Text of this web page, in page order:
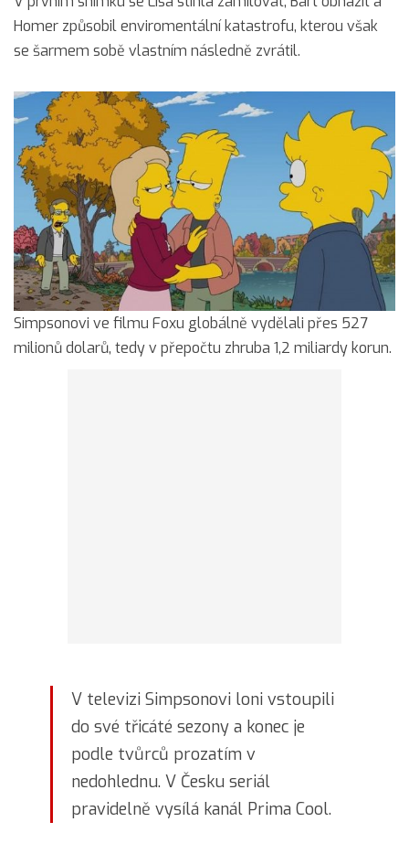
Homer způsobil enviromentální katastrofu, kterou však
se šarmem sobě vlastním následně zvrátil.
Simpsonovi ve filmu Foxu globálně vydělali přes 527
milionů dolarů, tedy v přepočtu zhruba 1,2 miliardy korun.
V televizi Simpsonovi loni vstoupili
do své třicáté sezony a konec je
podle tvůrců prozatím v
nedohlednu. V Česku seriál
pravidelně vysílá kanál Prima Cool.